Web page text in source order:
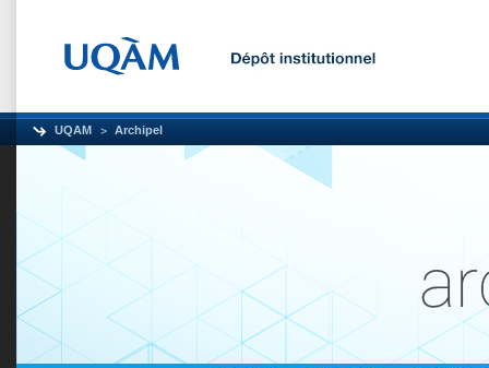
UQAM Archipel